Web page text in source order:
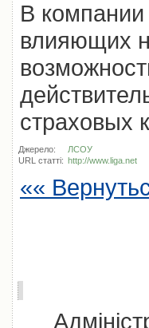
В компании
влияющих
страховых
Джерело:
ЛСОУ
URL статті: http://www.liga.net
««